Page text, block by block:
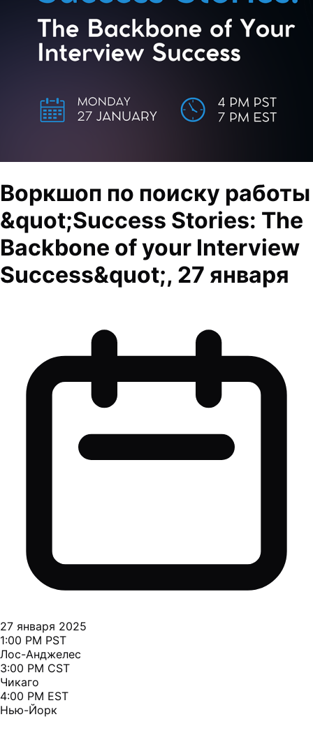
Воркшоп по поиску работы
&quot;Success Stories: The
Backbone of your Interview
Success&quot;, 27 января
27 января 2025
1:00 PM PST
Лос-Анджелес
3:00 PM CST
Чикаго
4:00 PM EST
Нью-Йорк